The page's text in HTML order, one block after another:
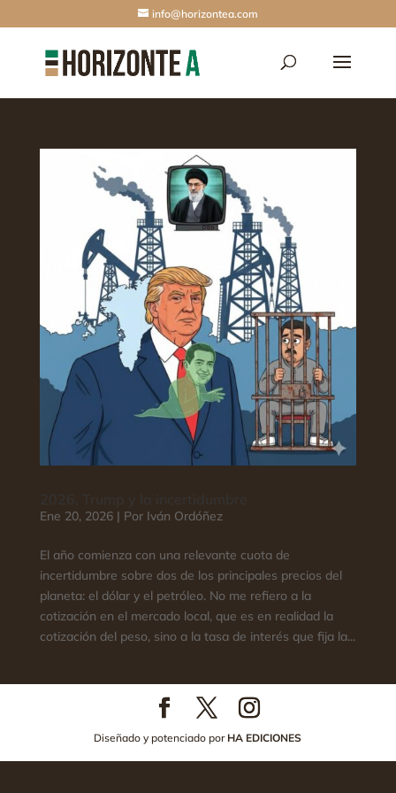
info@horizontea.com
Ene 20, 2026| Por Iván Ordóñez
El año comienza con una relevante cuota de
incertidumbre sobre dos de los principales precios del
planeta: el dólar y el petróleo. No me refiero a la
cotización en el mercado local, que es en realidad la
cotización del peso, sino a la tasa de interés que fija la...
Diseñado y potenciado por HA EDICIONES